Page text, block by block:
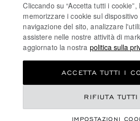
ISCRIVITI ALLA NEWSLETTER
POLITICA SUI COOKIE
Cliccando su “Accetta tutti i
memorizzare i cookie sul
navigazione del sito, analizzare
assistere nelle nostre attività di
aggiornato la nostra politica sulla
IMPOSTAZIONI
RIFIUTA TUTTI
ACCETTA TUTTI I